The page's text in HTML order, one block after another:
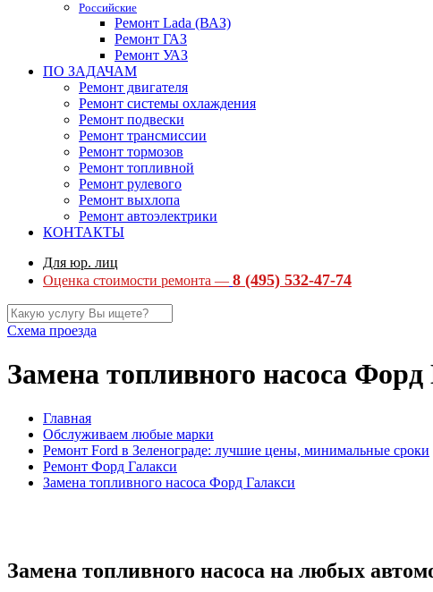
Российские
Ремонт Lada (ВАЗ)
Ремонт ГАЗ
Ремонт УАЗ
ПО ЗАДАЧАМ
Ремонт двигателя
Ремонт системы охлаждения
Ремонт подвески
Ремонт трансмиссии
Ремонт тормозов
Ремонт топливной
Ремонт рулевого
Ремонт выхлопа
Ремонт автоэлектрики
КОНТАКТЫ
Для юр. лиц
Оценка стоимости ремонта — 8 (495) 532-47-74
Схема проезда
Замена топливного насоса Форд
Главная
Обслуживаем любые марки
Ремонт Ford в Зеленограде: лучшие цены, минимальные сроки
Ремонт Форд Галакси
Замена топливного насоса Форд Галакси
Замена топливного насоса на любых